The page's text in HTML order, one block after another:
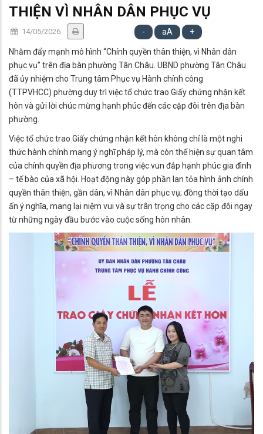
THIỆN VÌ NHÂN DÂN PHỤC VỤ
14/05/2026 - aA +
Nhằm đẩy mạnh mô hình “Chính quyền thân thiện, vì Nhân dân
phục vụ” trên địa bàn phường Tân Châu. UBND phường Tân Châu
đã ủy nhiệm cho Trung tâm Phục vụ Hành chính công
(TTPVHCC) phường duy trì việc tổ chức trao Giấy chứng nhận kết
hôn và gửi lời chúc mừng hạnh phúc đến các cặp đôi trên địa bàn
phường.
Việc tổ chức trao Giấy chứng nhận kết hôn không chỉ là một nghi
thức hành chính mang ý nghĩ pháp lý, mà còn thể hiện sự quan tâm
của chính quyền địa phương trong việc vun đắp hạnh phúc gia đình
– tế bào của xã hội. Hoạt động này góp phần lan tỏa hình ảnh chính
quyền thân thiện, gần dân, vì Nhân dân phục vụ; đồng thời tạo dấu
ấn ý nghĩa, mang lại niệm vui và sự trân trọng cho các cặp đôi ngay
từ những ngày đầu bước vào cuộc sống hôn nhân.